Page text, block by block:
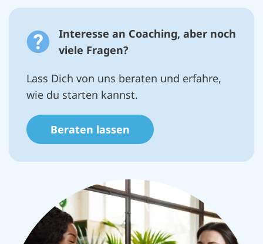
Interesse an Coaching, aber noch
viele Fragen?
Lass Dich von uns beraten und erfahre,
wie du starten kannst.
Beraten lassen